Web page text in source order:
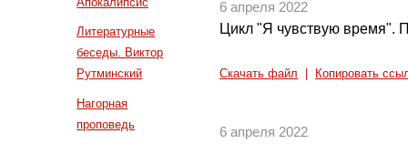
Литературные
беседы. Виктор
Рутминский
Нагорная
проповедь
6 апреля 2022
Цикл "Я чувствую время".
Скачать файл Копировать
6 апреля 2022